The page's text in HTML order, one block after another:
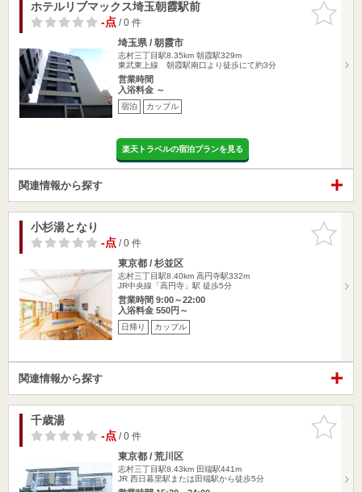
お気に入
りに追加
ホテルリブマックス埼玉朝霞駅前
-点/ 0 件
埼玉県 / 朝霞市
志村三丁目駅8.35km 朝霞駅329m
東武東上線 朝霞駅南口より徒歩にて約3分
営業時間
入浴料金 ～
宿泊 カップル
楽天トラベルの宿泊プランを見る
関連情報から探す
お気に入
りに追加
小杉湯となり
-点/ 0 件
東京都 / 杉並区
志村三丁目駅8.40km 高円寺駅332m
JR中央線「高円寺」駅 徒歩5分
営業時間 9:00～22:00
入浴料金 550円～
日帰り カップル
関連情報から探す
お気に入
りに追加
千歳湯
-点/ 0 件
東京都 / 荒川区
志村三丁目駅8.43km 田端駅441m
JR 西日暮里駅または田端駅から徒歩5分